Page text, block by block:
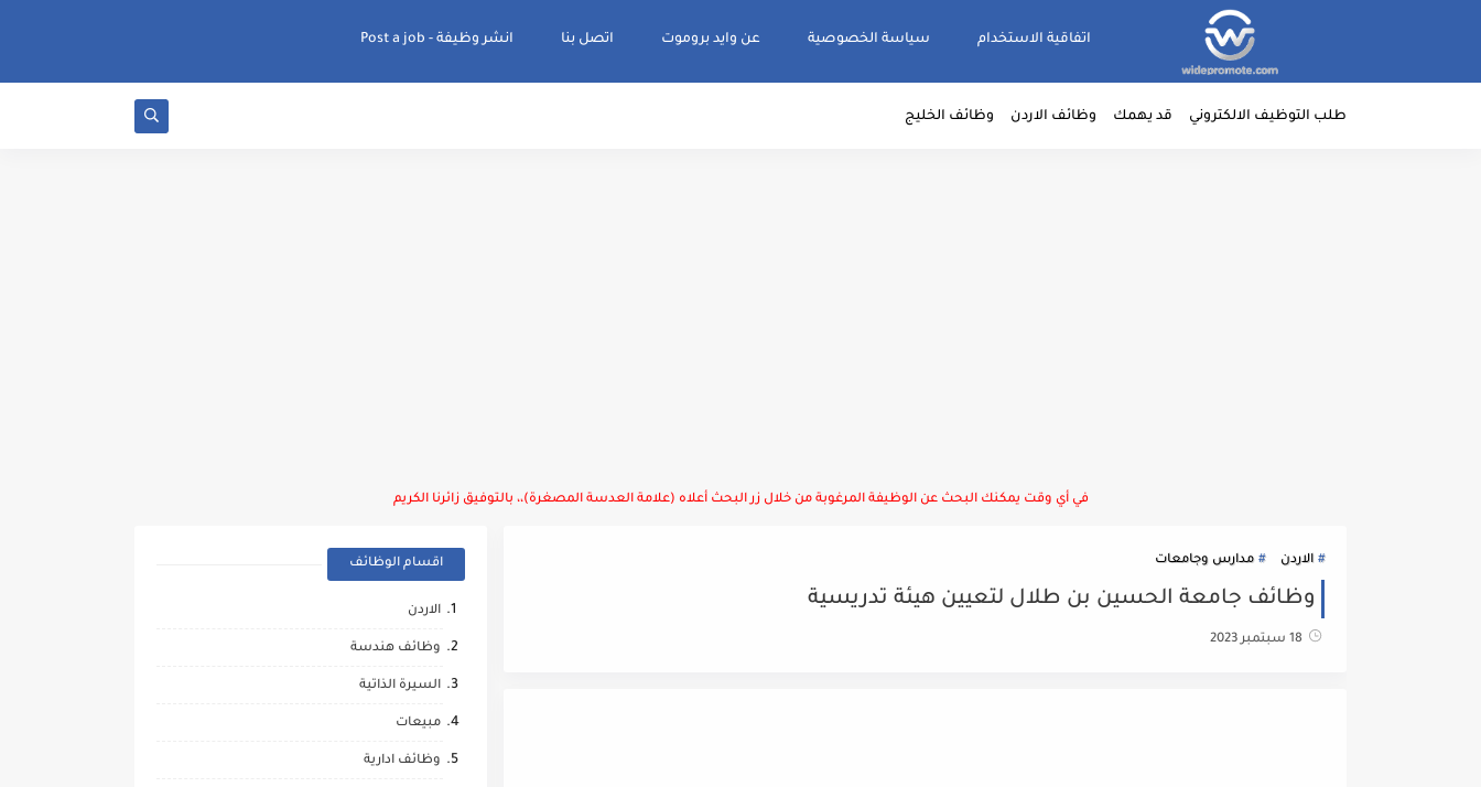
اتفاقية الاستخدام سياسة الخصوصية عن وايد بروموت اتصل بنا انشر وظيفة - Post a job
طلب التوظيف الالكتروني قد يهمك وظائف الاردن وظائف الخليج
في أي وقت يمكنك البحث عن الوظيفة المرغوبة من خلال زر البحث أعلاه (علامة العدسة المصغرة)،، بالتوفيق زائرنا الكريم
الاردن مدارس وجامعات
وظائف جامعة الحسين بن طلال لتعيين هيئة تدريسية
18 سبتمبر 2023
اقسام الوظائف
الاردن
وظائف هندسة
السيرة الذاتية
مبيعات
وظائف ادارية